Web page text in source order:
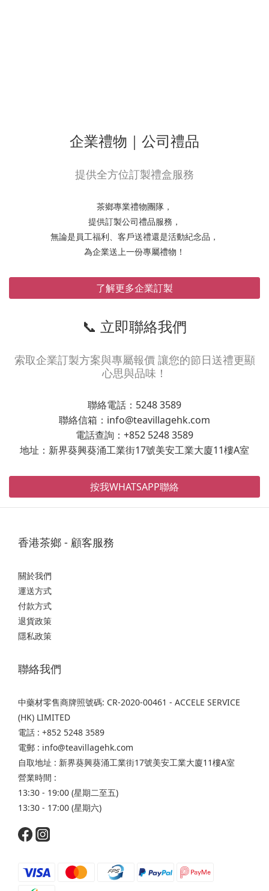
企業禮物｜公司禮品
提供全方位訂製禮盒服務
茶鄉專業禮物團隊，
提供訂製公司禮品服務，
無論是員工福利、客戶送禮還是活動紀念品，
為企業送上一份專屬禮物！
了解更多企業訂製
📞 立即聯絡我們
索取企業訂製方案與專屬報價 讓您的節日送禮更顯
心思與品味！
聯絡電話：5248 3589
聯絡信箱：info@teavillagehk.com
電話查詢：+852 5248 3589
地址：新界葵興葵涌工業街17號美安工業大廈11樓A室
按我WHATSAPP聯絡
香港茶鄉 - 顧客服務
關於我們
運送方式
付款方式
退貨政策
隱私政策
聯絡我們
中藥材零售商牌照號碼: CR-2020-00461 - ACCELE SERVICE
(HK) LIMITED
電話 : +852 5248 3589
電郵 : info@teavillagehk.com
自取地址 : 新界葵興葵涌工業街17號美安工業大廈11樓A室
營業時間 :
13:30 - 19:00 (星期二至五)
13:30 - 17:00 (星期六)